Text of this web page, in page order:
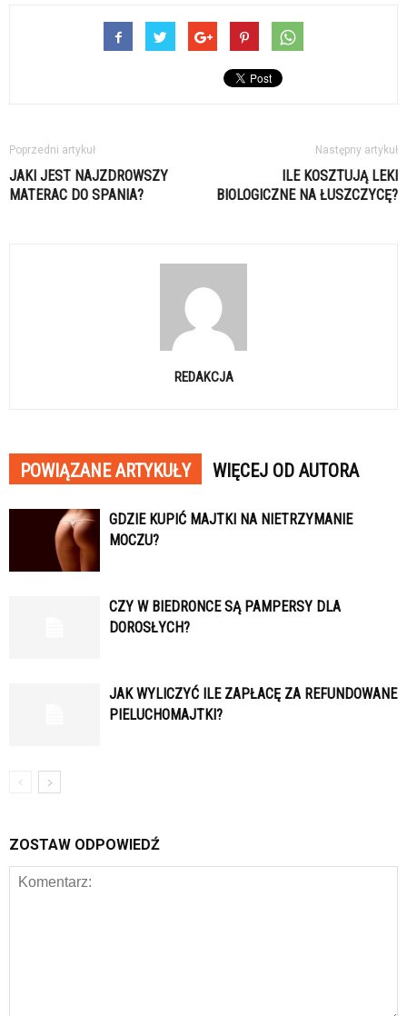
Poprzedni artykuł
JAKI JEST NAJZDROWSZY
MATERAC DO SPANIA?
Następny artykuł
ILE KOSZTUJĄ LEKI
BIOLOGICZNE NA ŁUSZCZYCĘ?
REDAKCJA
POWIĄZANE ARTYKUŁY WIĘCEJ OD AUTORA
GDZIE KUPIĆ MAJTKI NA NIETRZYMANIE
MOCZU?
CZY W BIEDRONCE SĄ PAMPERSY DLA
DOROSŁYCH?
JAK WYLICZYĆ ILE ZAPŁACĘ ZA REFUNDOWANE
PIELUCHOMAJTKI?
ZOSTAW ODPOWIEDŹ